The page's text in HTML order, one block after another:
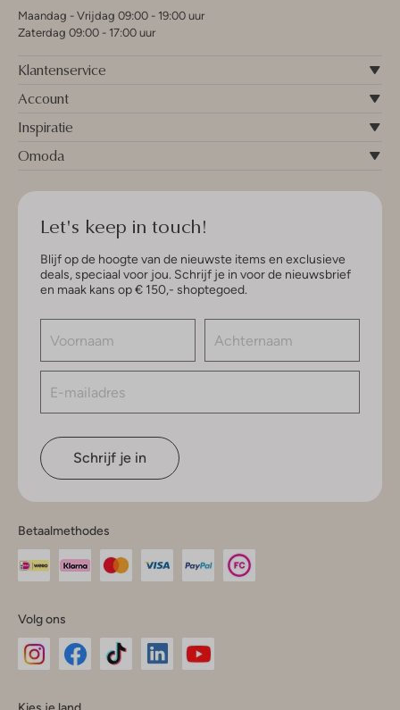
Maandag - Vrijdag 09:00 - 19:00 uur
Zaterdag 09:00 - 17:00 uur
Klantenservice
Account
Inspiratie
Omoda
Let's keep in touch!
Blijf op de hoogte van de nieuwste items en exclusieve
deals, speciaal voor jou. Schrijf je in voor de nieuwsbrief
en maak kans op € 150,- shoptegoed.
Schrijf je in
Betaalmethodes
Volg ons